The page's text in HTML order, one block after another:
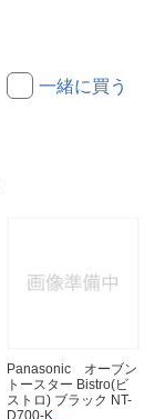
一緒に買う
Panasonic オーブン
トースター Bistro(ビ
ストロ) ブラック NT-
D700-K